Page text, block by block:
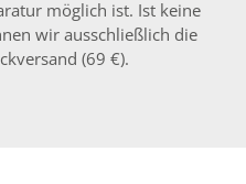
möglich ist. Ist keine
wir ausschließlich die
(69 €).